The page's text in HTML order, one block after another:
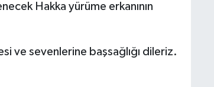
Hakka yürüme erkanının
ve sevenlerine başsağlığı dileriz.